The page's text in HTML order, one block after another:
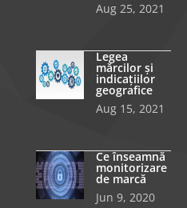
Aug 25, 2021
Legea
mărcilor și
indicațiilor
geografice
Aug 15, 2021
Ce înseamnă
monitorizare
de marcă
Jun 9, 2020